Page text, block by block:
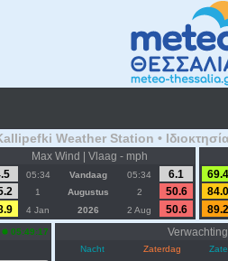
Weather Station •
Max Wind | Vlaag - mph
05:34 Vandaag 05:34
6.1
1 Augustus 2
50.6
4 Jan 2026 2 Aug 50.6
05:49:17 Verwachting
Nacht
Zaterdag